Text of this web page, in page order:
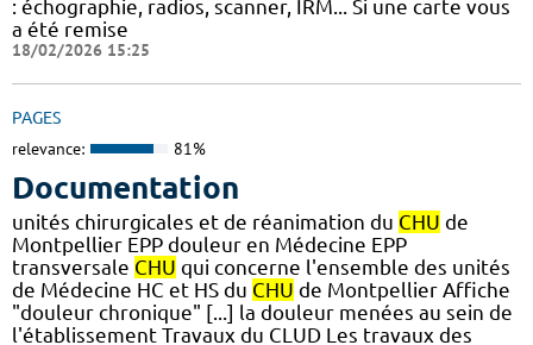
: échographie, radios, scanner, IRM... Si une carte vous
a été remise
18/02/2026 15:25
PAGES
relevance: 81%
Documentation
unités chirurgicales et de réanimation du CHU de
Montpellier EPP douleur en Médecine EPP
transversale CHU qui concerne l'ensemble des unités
de Médecine HC et HS du CHU de Montpellier Affiche
"douleur chronique" [...] la douleur menées au sein de
l'établissement Travaux du CLUD Les travaux des